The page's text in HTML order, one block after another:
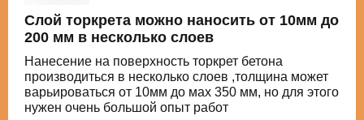
Слой торкрета можно наносить от 10мм до
200 мм в несколько слоев
Нанесение на поверхность торкрет бетона
производиться в несколько слоев ,толщина может
варьироваться от 10мм до мах 350 мм, но для этого
нужен очень большой опыт работ